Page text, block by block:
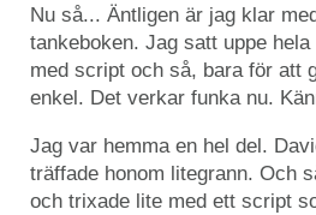
Nu så... Äntligen är jag klar
tankeboken. Jag satt uppe
med script och så, bara för att
enkel. Det verkar funka nu.
Jag var hemma en hel del.
träffade honom litegrann. Och
och trixade lite med ett script